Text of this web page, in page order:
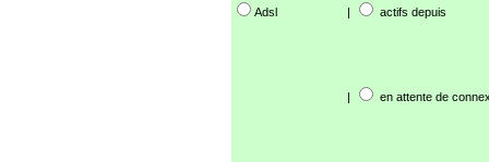
Adsl | actifs depuis
| en attente de